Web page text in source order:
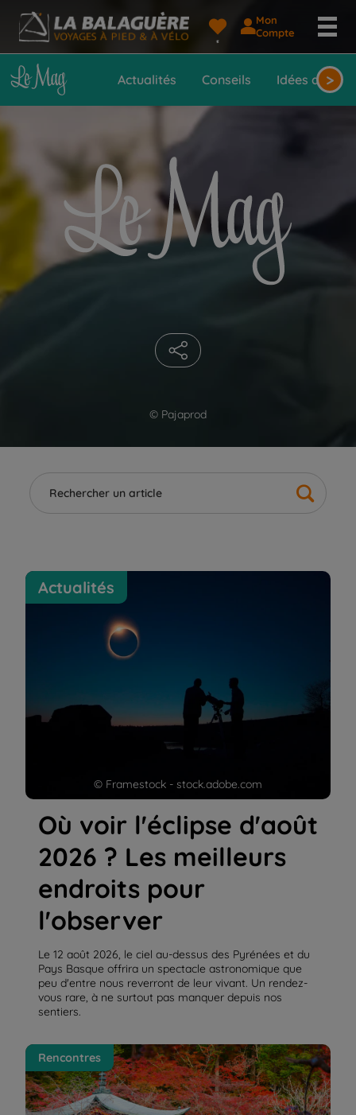
Le
Mag
Mon
Compte
Actualités Conseils Idées de>
© Pajaprod
Où voir l'éclipse d'août 2026 ? Les meilleurs endroits
pour l'observer
© Framestock - stock.adobe.com
Actualités
Où voir l'éclipse d'août
2026 ? Les meilleurs
endroits pour
l'observer
Le 12 août 2026, le ciel au-dessus des Pyrénées et du
Pays Basque offrira un spectacle astronomique que
peu d'entre nous reverront de leur vivant. Un rendez-
vous rare, à ne surtout pas manquer depuis nos
sentiers.
Le Japon, authentique et moderne, mais toujours
plein de poésie | La Balaguère
Rencontres